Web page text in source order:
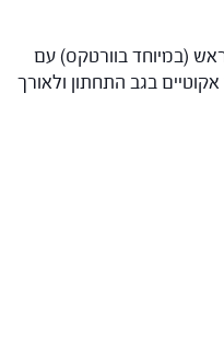
(במיוחד בוורטקס) עם
בגב התחתון ולאורך